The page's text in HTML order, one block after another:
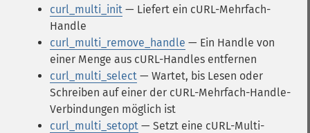
curl_multi_init — Liefert ein cURL-Mehrfach-
Handle
curl_multi_remove_handle — Ein Handle von
einer Menge aus cURL-Handles entfernen
curl_multi_select — Wartet, bis Lesen oder
Schreiben auf einer der cURL-Mehrfach-Handle-
Verbindungen möglich ist
curl_multi_setopt — Setzt eine cURL-Multi-